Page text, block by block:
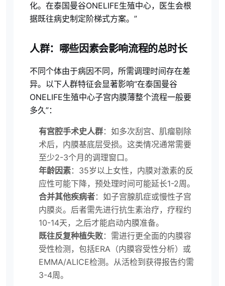
化。在泰国曼谷ONELIFE生殖中心，医生会根
据既往病史制定阶梯式方案。”
人群：哪些因素会影响流程的总时长
不同个体由于病因不同，所需调理时间存在差
异。以下人群特征会显著影响“在泰国曼谷
ONELIFE生殖中心子宫内膜薄整个流程一般要
多久”：
有宫腔手术史人群：如多次刮宫、肌瘤剔除
术后，内膜基底层受损。这类情况通常需要
至少2-3个月的调理窗口。
年龄因素：35岁以上女性，内膜对激素的反
应性可能下降，预处理时间可能延长1-2周。
合并其他疾病者：如子宫腺肌症或慢性子宫
内膜炎。后者需先进行抗生素治疗，疗程约
10-14天，之后才能启动内膜准备。
既往反复种植失败：需进行更全面的内膜容
受性检测，包括ERA（内膜容受性分析）或
EMMA/ALICE检测。从活检到获得报告约需
3-4周。